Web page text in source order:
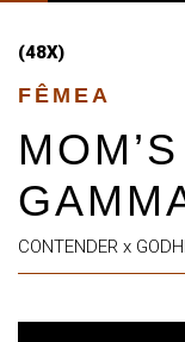
(48X)
FÊMEA
CONTENDER x